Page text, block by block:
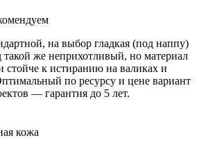
на выбор гладкая (под наппу)
такой же неприхотливый, но материал
стойче к истиранию на валиках и
по ресурсу и цене вариант
— гарантия до 5 лет.
кожа